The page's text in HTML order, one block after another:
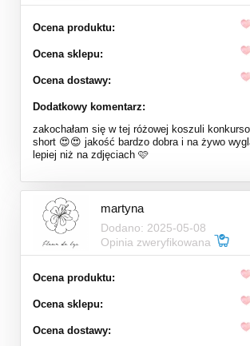
Ocena produktu:
Ocena sklepu:
Ocena dostawy:
Dodatkowy komentarz:
zakochałam się w tej różowej koszuli
short 😍😍 jakość bardzo dobra i na żywo
lepiej niż na zdjęciach 🩷
martyna
Dodano: 2025-05-08
Opinia zweryfikowana
Ocena produktu:
Ocena sklepu:
Ocena dostawy: